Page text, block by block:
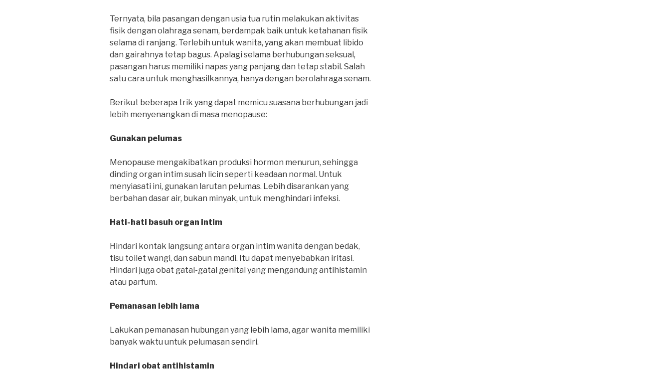
Ternyata, bila pasangan dengan usia tua rutin melakukan aktivitas
fisik dengan olahraga senam, berdampak baik untuk ketahanan fisik
selama di ranjang. Terlebih untuk wanita, yang akan membuat libido
dan gairahnya tetap bagus. Apalagi selama berhubungan seksual,
pasangan harus memiliki napas yang panjang dan tetap stabil. Salah
satu cara untuk menghasilkannya, hanya dengan berolahraga senam.
Berikut beberapa trik yang dapat memicu suasana berhubungan jadi
lebih menyenangkan di masa menopause:
Gunakan pelumas
Menopause mengakibatkan produksi hormon menurun, sehingga
dinding organ intim susah licin seperti keadaan normal. Untuk
menyiasati ini, gunakan larutan pelumas. Lebih disarankan yang
berbahan dasar air, bukan minyak, untuk menghindari infeksi.
Hati-hati basuh organ intim
Hindari kontak langsung antara organ intim wanita dengan bedak,
tisu toilet wangi, dan sabun mandi. Itu dapat menyebabkan iritasi.
Hindari juga obat gatal-gatal genital yang mengandung antihistamin
atau parfum.
Pemanasan lebih lama
Lakukan pemanasan hubungan yang lebih lama, agar wanita memiliki
banyak waktu untuk pelumasan sendiri.
Hindari obat antihistamin